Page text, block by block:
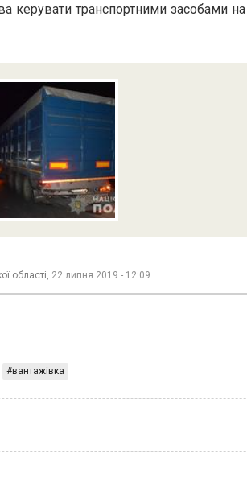
керувати транспортними засобами
області, 22 липня 2019 - 12:09
вантажівка